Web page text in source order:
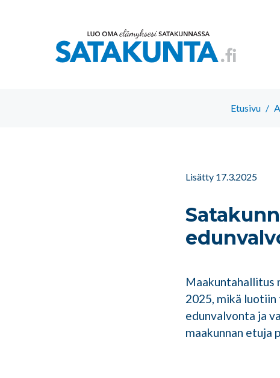
Etusivu /
Lisätty 17.3.2025
Maakuntahallitus
2025, mikä luotiin
edunvalvonta ja
maakunnan etuja